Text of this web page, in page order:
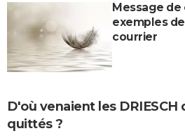
Message de
exemples
courrier
D'où venaient les DRIESCH
quittés ?